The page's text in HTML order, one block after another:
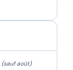
(sauf août)